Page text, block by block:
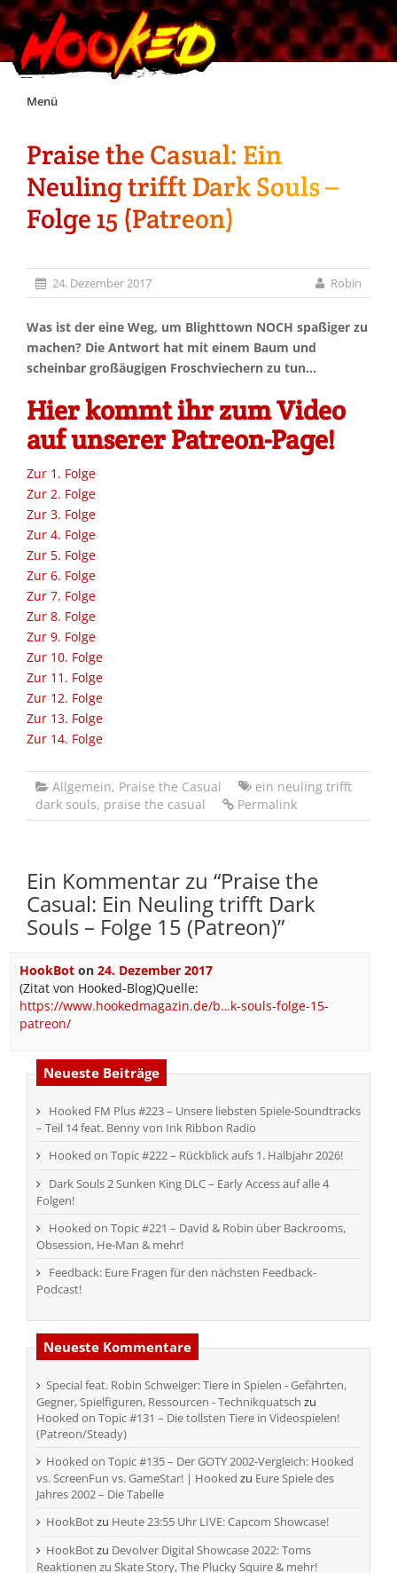
Skip
Menü
Unterstützt Hooked!
Exklusiv für Supporter*innen
Praise the Casual: Ein
Neuling trifft Dark Souls –
Folge 15 (Patreon)
24. Dezember 2017 Robin
Was ist der eine Weg, um Blighttown NOCH spaßiger zu
machen? Die Antwort hat mit einem Baum und
scheinbar großäugigen Froschviechern zu tun…
Hier kommt ihr zum Video
auf unserer Patreon-Page!
Zur 1. Folge
Zur 2. Folge
Zur 3. Folge
Zur 4. Folge
Zur 5. Folge
Zur 6. Folge
Zur 7. Folge
Zur 8. Folge
Zur 9. Folge
Zur 10. Folge
Zur 11. Folge
Zur 12. Folge
Zur 13. Folge
Zur 14. Folge
Allgemein, Praise the Casual
ein neuling trifft
dark souls, praise the casual Permalink
Ein Kommentar zu “Praise the
Casual: Ein Neuling trifft Dark
Souls – Folge 15 (Patreon)”
HookBoton 24. Dezember 2017
(Zitat von Hooked-Blog)Quelle:
https://www.hookedmagazin.de/b…k-souls-folge-15-
patreon/
Neueste Beiträge
Hooked FM Plus #223 – Unsere liebsten Spiele-Soundtracks
– Teil 14 feat. Benny von Ink Ribbon Radio
Hooked on Topic #222 – Rückblick aufs 1. Halbjahr 2026!
Dark Souls 2 Sunken King DLC – Early Access auf alle 4
Folgen!
Hooked on Topic #221 – David & Robin über Backrooms,
Obsession, He-Man & mehr!
Feedback: Eure Fragen für den nächsten Feedback-
Podcast!
Neueste Kommentare
Special feat. Robin Schweiger: Tiere in Spielen - Gefährten,
Gegner, Spielfiguren, Ressourcen - Technikquatsch zu
Hooked on Topic #131 – Die tollsten Tiere in Videospielen!
(Patreon/Steady)
Hooked on Topic #135 – Der GOTY 2002-Vergleich: Hooked
vs. ScreenFun vs. GameStar! | Hooked zu Eure Spiele des
Jahres 2002 – Die Tabelle
HookBotzu Heute 23:55 Uhr LIVE: Capcom Showcase!
HookBotzu Devolver Digital Showcase 2022: Toms
Reaktionen zu Skate Story, The Plucky Squire & mehr!